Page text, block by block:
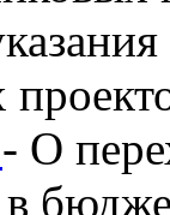
- О
в